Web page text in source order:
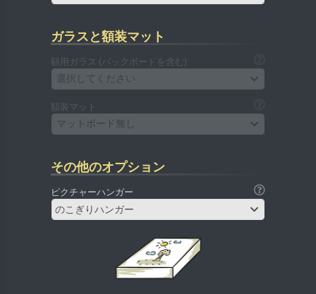
ガラスと額装マット
額用ガラス (バックボードを含む)
選択してください
額装マット
マットボード無し
その他のオプション
ピクチャーハンガー
のこぎりハンガー